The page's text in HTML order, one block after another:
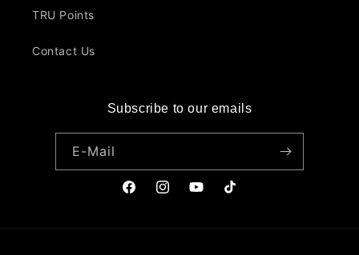
TRU Points
Contact Us
Subscribe to our emails
E-Mail
FacebookInstagramYouTubeTikTok